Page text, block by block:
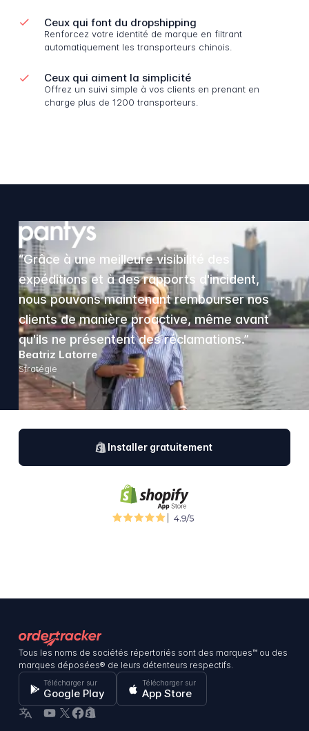
Ceux qui font du dropshipping
Renforcez votre identité de marque en filtrant
automatiquement les transporteurs chinois.
Ceux qui aiment la simplicité
Offrez un suivi simple à vos clients en prenant en
charge plus de 1200 transporteurs.
“Grâce à une meilleure visibilité des
expéditions et à des rapports d'incident,
nous pouvons maintenant rembourser nos
clients de manière proactive, même avant
qu'ils ne présentent des réclamations.”
Beatriz Latorre
Stratégie
Installer gratuitement
Tous les noms de sociétés répertoriés sont des marques™ ou des
marques déposées® de leurs détenteurs respectifs.
Télécharger sur
Google Play
Télécharger sur
App Store